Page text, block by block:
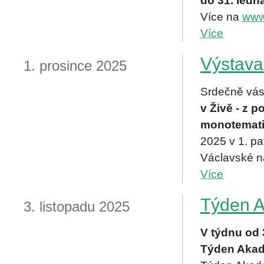
Více na
Více
1. prosince 2025
Srdečně
v Živě - z
2025 v 1.
Václavské
Více
3. listopadu 2025 Týden
V týdnu od
Týden